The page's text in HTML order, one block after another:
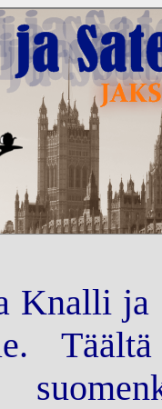
Knalli ja